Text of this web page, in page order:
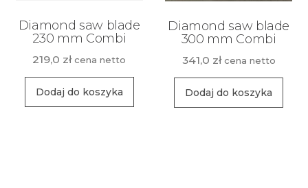
Diamond saw blade
230 mm Combi
219,0 zł cena netto
Dodaj do koszyka
Diamond saw blade
300 mm Combi
341,0 zł cena netto
Dodaj do koszyka